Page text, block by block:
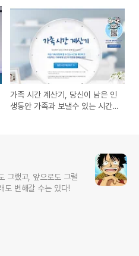
가족 시간 계산기, 당신이 남은 인
생동안 가족과 보낼수 있는 시간
그랬고, 앞으로도 그럴
도 변해갈 수는 있다!